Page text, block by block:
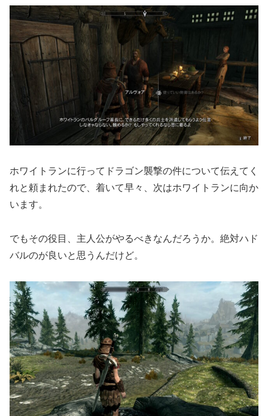
ホワイトランに行ってドラゴン襲撃の件について伝えてく
れと頼まれたので、着いて早々、次はホワイトランに向か
います。
でもその役目、主人公がやるべきなんだろうか。絶対ハド
バルのが良いと思うんだけど。